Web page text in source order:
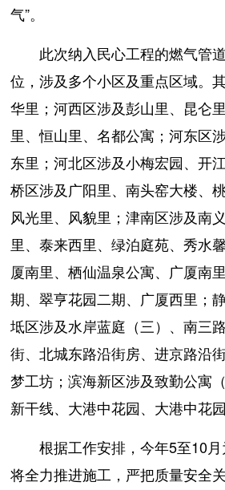
气”。
此次纳入民心工程的燃气管
位，涉及多个小区及重点区域。
华里；河西区涉及彭山里、昆仑
里、恒山里、名都公寓；河东区
东里；河北区涉及小梅宏园、开
桥区涉及广阳里、南头窑大楼、
风光里、风貌里；津南区涉及南
里、泰来西里、绿泊庭苑、秀水
厦南里、栖仙温泉公寓、广厦南
期、翠亨花园二期、广厦西里；
坻区涉及水岸蓝庭（三）、南三
街、北城东路沿街房、进京路沿
梦工坊；滨海新区涉及致勤公寓
新干线、大港中花园、大港中花
根据工作安排，今年5至10月
将全力推进施工，严把质量安全